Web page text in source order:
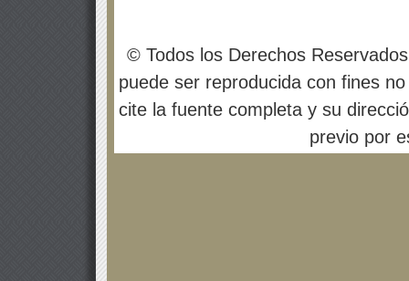
© Todos los Derechos
puede ser reproducida con fines
cite la fuente completa y su
previo por